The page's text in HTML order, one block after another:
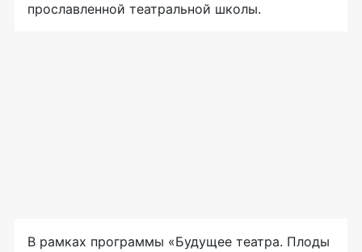
прославленной театральной школы.
В рамках программы «Будущее театра. Плоды